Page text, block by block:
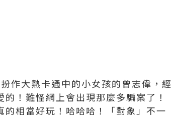
作大熱卡通中的小女孩的曾志偉，經
！難怪網上會出現那麼多騙案了！
相當好玩！哈哈哈！「對象」不一